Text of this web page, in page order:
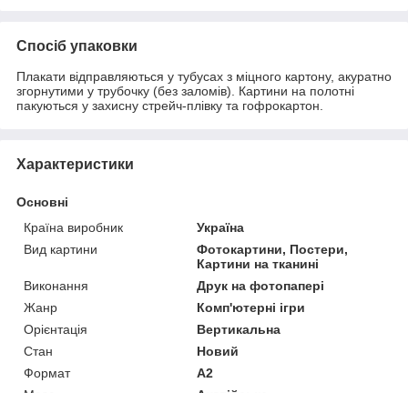
Спосіб упаковки
Плакати відправляються у тубусах з міцного картону, акуратно
згорнутими у трубочку (без заломів). Картини на полотні
пакуються у захисну стрейч-плівку та гофрокартон.
Характеристики
Основні
Країна виробник
Україна
Вид картини
Фотокартини, Постери,
Картини на тканині
Виконання
Друк на фотопапері
Жанр
Комп'ютерні ігри
Орієнтація
Вертикальна
Стан
Новий
Формат
A2